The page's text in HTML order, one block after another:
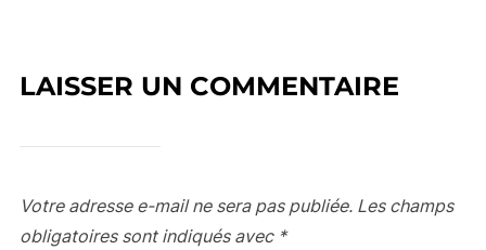
LAISSER UN COMMENTAIRE
Votre adresse e-mail ne sera pas publiée. Les champs
obligatoires sont indiqués avec *